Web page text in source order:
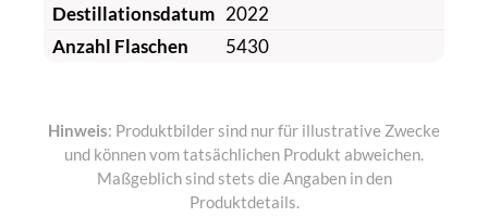
Destillationsdatum 2022
Anzahl Flaschen
5430
Hinweis: Produktbilder sind nur für illustrative Zwecke
und können vom tatsächlichen Produkt abweichen.
Maßgeblich sind stets die Angaben in den
Produktdetails.